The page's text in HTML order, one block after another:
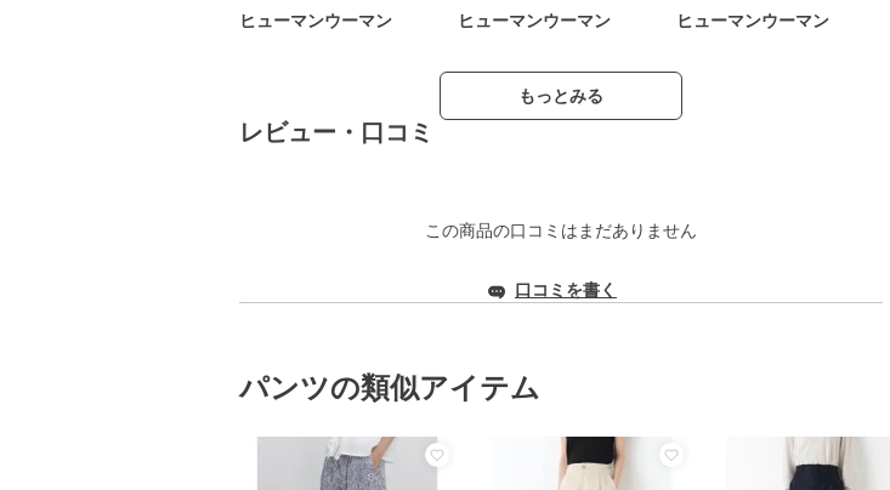
ヒューマンウーマン ヒューマンウーマン ヒューマンウーマン
もっとみる
レビュー・口コミ
この商品の口コミはまだありません
口コミを書く
パンツの類似アイテム